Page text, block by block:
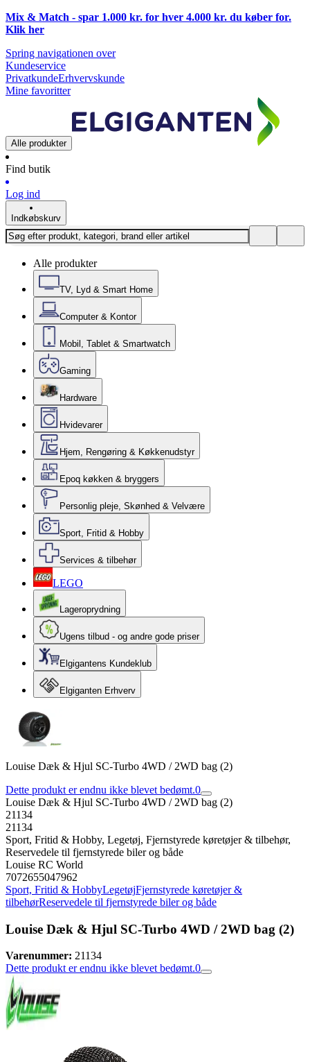
Mix & Match - spar 1.000 kr. for hver 4.000 kr. du køber for.
Klik her
Spring navigationen over
Kundeservice
PrivatkundeErhvervskunde
Mine favoritter
Alle produkter
Find butik
Log ind
Indkøbskurv
Alle produkter
TV, Lyd & Smart Home
Computer & Kontor
Mobil, Tablet & Smartwatch
Gaming
Hardware
Hvidevarer
Hjem, Rengøring & Køkkenudstyr
Epoq køkken & bryggers
Personlig pleje, Skønhed & Velvære
Sport, Fritid & Hobby
Services & tilbehør
LEGO
Lageroprydning
Ugens tilbud - og andre gode priser
Elgigantens Kundeklub
Elgiganten Erhverv
Louise Dæk & Hjul SC-Turbo 4WD / 2WD bag (2)
Dette produkt er endnu ikke blevet bedømt.0
Louise Dæk & Hjul SC-Turbo 4WD / 2WD bag (2)
21134
21134
Sport, Fritid & Hobby, Legetøj, Fjernstyrede køretøjer & tilbehør,
Reservedele til fjernstyrede biler og både
Louise RC World
7072655047962
Sport, Fritid & HobbyLegetøjFjernstyrede køretøjer &
tilbehørReservedele til fjernstyrede biler og både
Louise Dæk & Hjul SC-Turbo 4WD / 2WD bag (2)
Varenummer: 21134
Dette produkt er endnu ikke blevet bedømt.0